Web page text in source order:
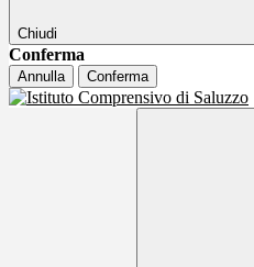
Chiudi
Conferma
Annulla Conferma